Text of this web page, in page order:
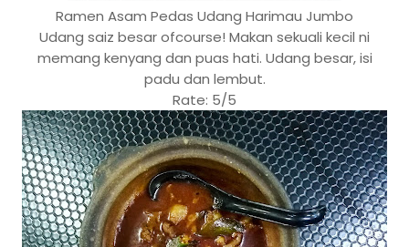
Ramen Asam Pedas Udang Harimau Jumbo
Udang saiz besar ofcourse! Makan sekuali kecil ni
memang kenyang dan puas hati. Udang besar, isi
padu dan lembut.
Rate: 5/5